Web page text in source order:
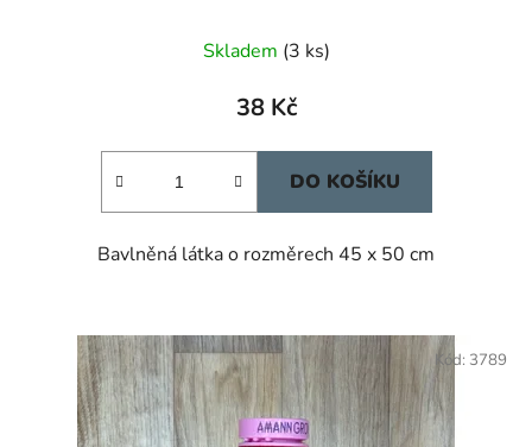
Skladem (3 ks)
38 Kč
DO KOŠÍKU
Bavlněná látka o rozměrech 45 x 50 cm
Kód: 3789